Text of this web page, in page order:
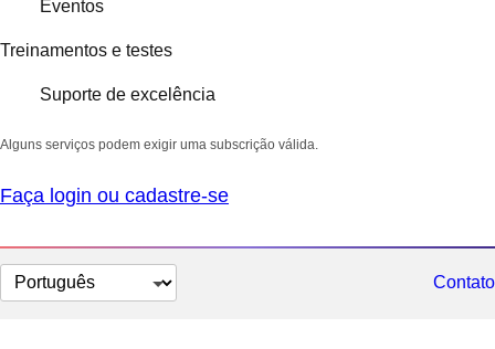
Eventos
Treinamentos e testes
Suporte de excelência
Alguns serviços podem exigir uma subscrição válida.
Faça login ou cadastre-se
Selecionar
idioma
Contato